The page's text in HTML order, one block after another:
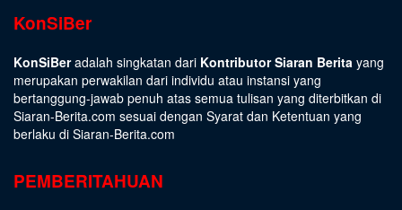
KonSiBer
KonSiBeradalah singkatan dari Kontributor Siaran Berita yang
merupakan perwakilan dari individu atau instansi yang
bertanggung-jawab penuh atas semua tulisan yang diterbitkan di
Siaran-Berita.com sesuai dengan Syarat dan Ketentuan yang
berlaku di Siaran-Berita.com
PEMBERITAHUAN